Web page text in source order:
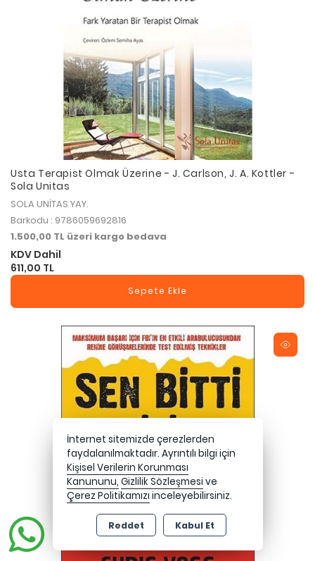
Usta Terapist Olmak Üzerine - J. Carlson, J. A. Kottler -
Sola Unitas
SOLA UNİTAS YAY.
Barkodu : 9786059692816
1.500,00 TL üzeri kargo bedava
KDV Dahil
611,00 TL
Sepete Ekle
İnternet sitemizde çerezlerden
faydalanılmaktadır. Ayrıntılı bilgi için
Kişisel Verilerin Korunması
Kanununu, Gizlilik Sözleşmesi ve
Çerez Politikamızı inceleyebilirsiniz.
Reddet Kabul Et